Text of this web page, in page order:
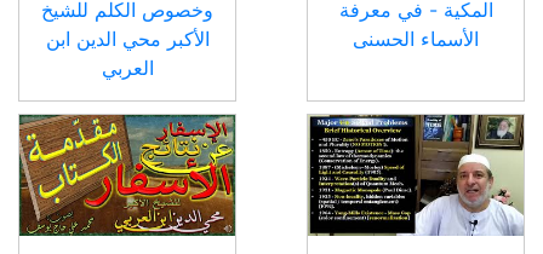
المكية - في معرفة
الأسماء الحسنى
وخصوص الكلم للشيخ
الأكبر محي الدين ابن
العربي